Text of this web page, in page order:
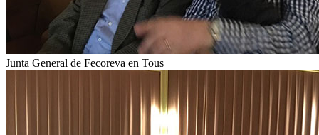
Junta General de Fecoreva en Tous